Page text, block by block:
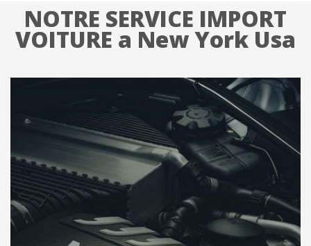
NOTRE SERVICE IMPORT
VOITURE a New York Usa